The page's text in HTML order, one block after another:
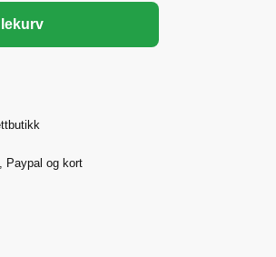
Paypal og kort